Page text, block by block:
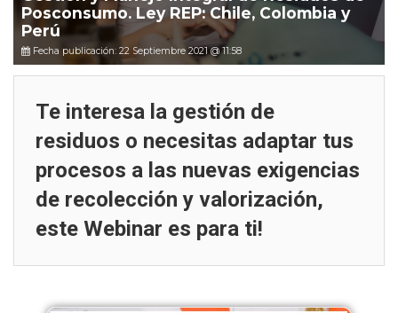
Posconsumo. Ley REP: Chile, Colombia y
Perú
Fecha publicación: 22 Septiembre 2021 @ 11:58
Te interesa la gestión de
residuos o necesitas adaptar tus
procesos a las nuevas exigencias
de recolección y valorización,
este Webinar es para ti!